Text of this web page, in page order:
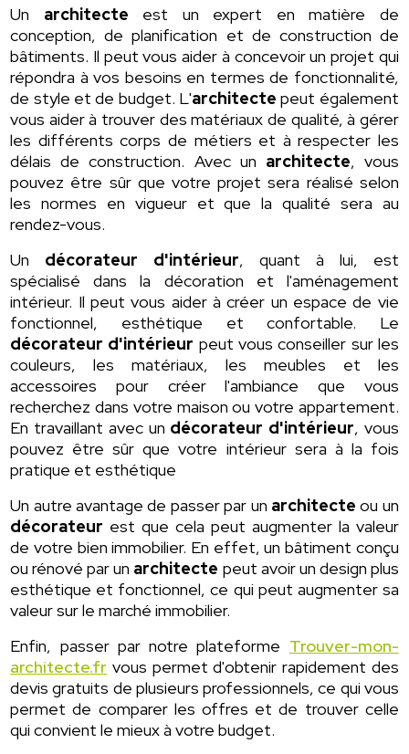
Un architecte est un expert en matière de
conception, de planification et de construction de
bâtiments. Il peut vous aider à concevoir un projet qui
répondra à vos besoins en termes de fonctionnalité,
de style et de budget. L'architecte peut également
vous aider à trouver des matériaux de qualité, à gérer
les différents corps de métiers et à respecter les
délais de construction. Avec un architecte, vous
pouvez être sûr que votre projet sera réalisé selon
les normes en vigueur et que la qualité sera au
rendez-vous.
Un décorateur d'intérieur, quant à lui, est
spécialisé dans la décoration et l'aménagement
intérieur. Il peut vous aider à créer un espace de vie
fonctionnel, esthétique et confortable. Le
décorateur d'intérieur peut vous conseiller sur les
couleurs, les matériaux, les meubles et les
accessoires pour créer l'ambiance que vous
recherchez dans votre maison ou votre appartement.
En travaillant avec un décorateur d'intérieur, vous
pouvez être sûr que votre intérieur sera à la fois
pratique et esthétique
Un autre avantage de passer par un architecte ou un
décorateur est que cela peut augmenter la valeur
de votre bien immobilier. En effet, un bâtiment conçu
ou rénové par un architecte peut avoir un design plus
esthétique et fonctionnel, ce qui peut augmenter sa
valeur sur le marché immobilier.
Enfin, passer par notre plateforme Trouver-mon-
architecte.fr vous permet d'obtenir rapidement des
devis gratuits de plusieurs professionnels, ce qui vous
permet de comparer les offres et de trouver celle
qui convient le mieux à votre budget.